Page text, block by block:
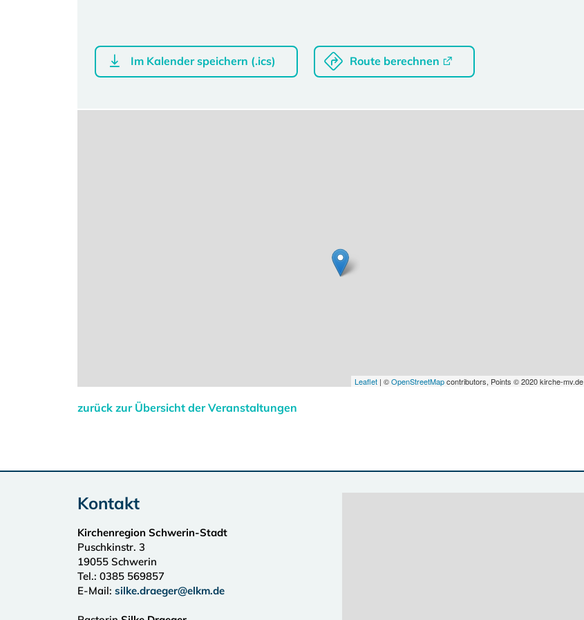
Im Kalender speichern (.ics) Route berechnen
Leaflet| ©OpenStreetMapcontributors, Points © 2020 kirche-mv.de
zurück zur Übersicht der Veranstaltungen
Kontakt
Kirchenregion Schwerin-Stadt
Puschkinstr. 3
19055 Schwerin
Tel.: 0385 569857
E-Mail: silke.draeger@elkm.de